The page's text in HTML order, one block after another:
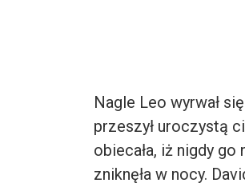
Nagle Leo wyrwał
przeszył uroczystą
obiecała, iż nigdy
zniknęła w nocy.